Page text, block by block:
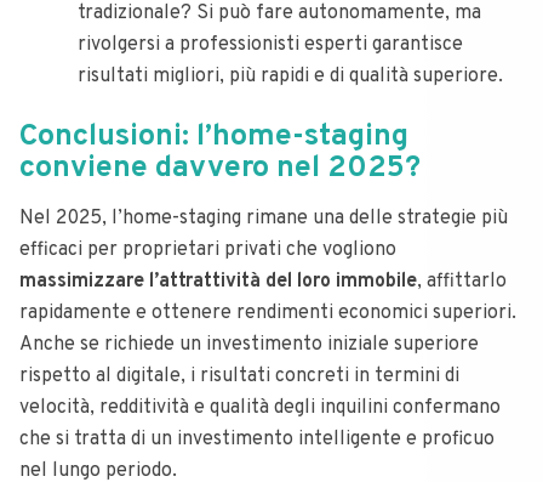
tradizionale? Si può fare autonomamente, ma
rivolgersi a professionisti esperti garantisce
risultati migliori, più rapidi e di qualità superiore.
Conclusioni: l’home-staging
conviene davvero nel 2025?
Nel 2025, l’home-staging rimane una delle strategie più
efficaci per proprietari privati che vogliono
massimizzare l’attrattività del loro immobile, affittarlo
rapidamente e ottenere rendimenti economici superiori.
Anche se richiede un investimento iniziale superiore
rispetto al digitale, i risultati concreti in termini di
velocità, redditività e qualità degli inquilini confermano
che si tratta di un investimento intelligente e proficuo
nel lungo periodo.